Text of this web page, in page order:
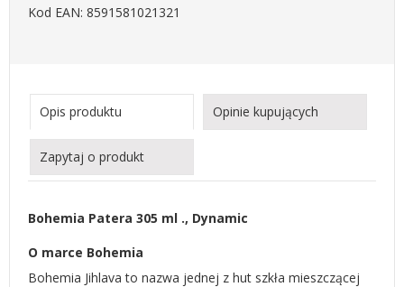
Kod EAN: 8591581021321
Opis produktu Opinie kupujących
Zapytaj o produkt
Bohemia Patera 305 ml ., Dynamic
O marce Bohemia
Bohemia Jihlava to nazwa jednej z hut szkła mieszczącej